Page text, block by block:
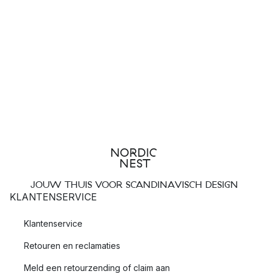
JOUW THUIS VOOR SCANDINAVISCH DESIGN
KLANTENSERVICE
Klantenservice
Retouren en reclamaties
Meld een retourzending of claim aan